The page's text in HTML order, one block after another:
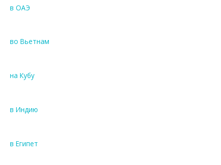
в ОАЭ
во Вьетнам
на Кубу
в Индию
в Египет